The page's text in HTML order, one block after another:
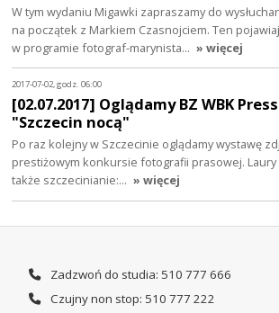
W tym wydaniu Migawki zapraszamy do
na początek z Markiem Czasnojciem. Ten
w programie fotograf-marynista… » więcej
2017-07-02, godz. 06:00
[02.07.2017] Oglądamy BZ WBK
"Szczecin nocą"
Po raz kolejny w Szczecinie oglądamy wystawę
prestiżowym konkursie fotografii prasowej.
także szczecinianie:… » więcej
Zadzwoń do studia: 510 777 666
Czujny non stop: 510 777 222